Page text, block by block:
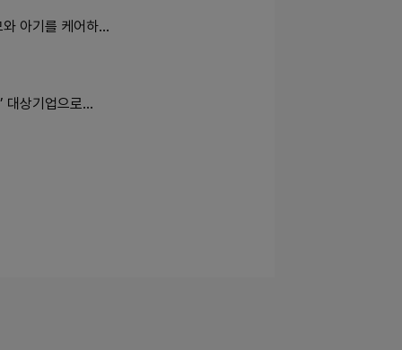
와 아기를 케어하…
대상기업으로…